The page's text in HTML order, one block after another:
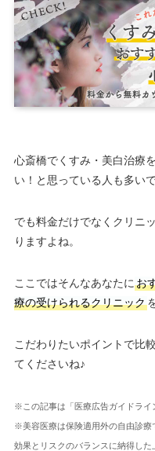
心斎橋でくすみ・美白治療
い！と思っている人も多いで
でも料金だけでなくクリニ
りますよね。
ここではそんなあなたに お
療の受けられるクリニック
こだわりたいポイントで比
てくださいね♪
※この記事は「医療広告ガイドライ
※美容医療は保険適用外の自由診療
効果とリスクのバランスに納得した